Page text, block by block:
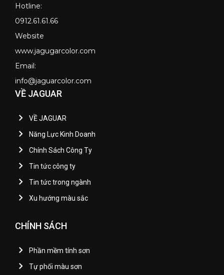
Hotline:
0912.61.61.66
Website
www.jagugarcolor.com
Email:
info@jaguarcolor.com
VỀ JAGUAR
VỀ JAGUAR
Năng Lực Kinh Doanh
Chính Sách Công Ty
Tin tức công ty
Tin tức trong ngành
Xu hướng màu sắc
CHÍNH SÁCH
Phần mềm tính sơn
Tự phối màu sơn